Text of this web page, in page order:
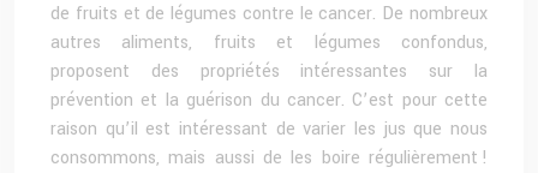
de fruits et de légumes contre le cancer. De nombreux
autres aliments, fruits et légumes confondus,
proposent des propriétés intéressantes sur la
prévention et la guérison du cancer. C’est pour cette
raison qu’il est intéressant de varier les jus que nous
consommons, mais aussi de les boire régulièrement !